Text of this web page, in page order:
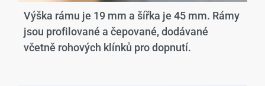
Výška rámu je 19 mm a šířka je 45 mm. Rámy
jsou profilované a čepované, dodávané
včetně rohových klínků pro dopnutí.